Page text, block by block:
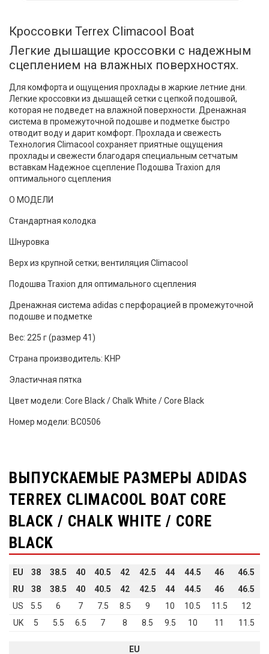
Кроссовки Terrex Climacool Boat
Легкие дышащие кроссовки с надежным
сцеплением на влажных поверхностях.
Для комфорта и ощущения прохлады в жаркие летние дни.
Легкие кроссовки из дышащей сетки с цепкой подошвой,
которая не подведет на влажной поверхности. Дренажная
система в промежуточной подошве и подметке быстро
отводит воду и дарит комфорт. Прохлада и свежесть
Технология Climacool сохраняет приятные ощущения
прохлады и свежести благодаря специальным сетчатым
вставкам Надежное сцепление Подошва Traxion для
оптимального сцепления
О МОДЕЛИ
Стандартная колодка
Шнуровка
Верх из крупной сетки; вентиляция Climacool
Подошва Traxion для оптимального сцепления
Дренажная система adidas с перфорацией в промежуточной
подошве и подметке
Вес: 225 г (размер 41)
Страна производитель: КНР
Эластичная пятка
Цвет модели: Core Black / Chalk White / Core Black
Номер модели: BC0506
ВЫПУСКАЕМЫЕ РАЗМЕРЫ ADIDAS
TERREX CLIMACOOL BOAT CORE
BLACK / CHALK WHITE / CORE
BLACK
EU 38 38.5 40 40.5 42 42.5 44 44.5 46
46.5
RU
38 38.5 40 40.5 42 42.5 44 44.5 46
46.5
US
5.5 6 7 7.5 8.5 9 10 10.5 11.5
12
UK
5 5.5 6.5 7 8 8.5 9.5 10 11 11.5
EU